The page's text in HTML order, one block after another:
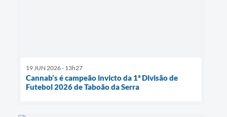
19 JUN 2026 - 13h27
Cannab’s é campeão invicto da 1ª Divisão de
Futebol 2026 de Taboão da Serra